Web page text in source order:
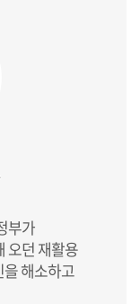
부가
오던 재활용
해소하고